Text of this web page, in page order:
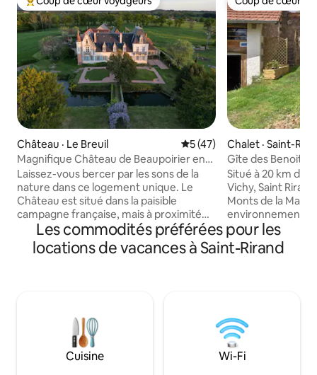
Coup de cœur voyageurs parmi les plus aimés
Château · Le Breuil Note moyenne de 5 sur 5,
5 (47)
Magnifique Château de Beaupoirier en
Auvergne
Laissez-vous bercer par les sons de la
nature dans ce logement unique. Le
Château est situé dans la paisible
campagne française, mais à proximité
de quelques villes historiques, vignobles
et activités de plein air. Avec sa grande
salle à manger, sa grande cuisine et son
entre amis ou célébrer de grands
moments de la vie. C'est un endroit
vraiment mémorable que vous
n'oublierez jamais.
Coup de cœur
Chalet · Saint-
Gîte des Benoits
Situé à 20 km de
Vichy, Saint
Monts de la
environnement
mètres
entouré de bois
« la Tâche », qui
Animaux qui ne demandent qu'à être
caressés:
Rucher familial
Les commodités préférées pour les
locations de vacances à Saint-Rirand
Cuisine Wi-Fi